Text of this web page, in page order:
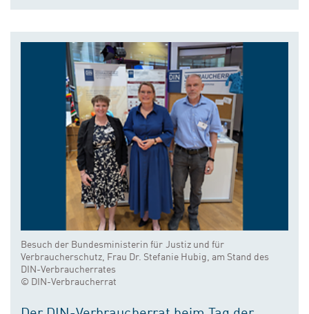
Besuch der Bundesministerin für Justiz und für
Verbraucherschutz, Frau Dr. Stefanie Hubig, am Stand des
DIN-Verbraucherrates
© DIN-Verbraucherrat